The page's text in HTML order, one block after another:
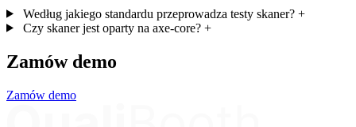
Według jakiego standardu przeprowadza testy skaner? +
Czy skaner jest oparty na axe-core? +
Zamów demo
Zamów demo